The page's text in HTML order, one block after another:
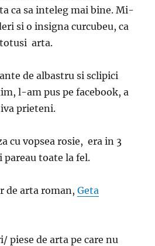
ca sa inteleg mai bine. Mi-
si o insigna curcubeu, ca
totusi arta.
de albastru si sclipici
l-am pus pe facebook, a
prieteni.
cu vopsea rosie, era in 3
toate la fel.
de arta roman,Geta
piese de arta pe care nu